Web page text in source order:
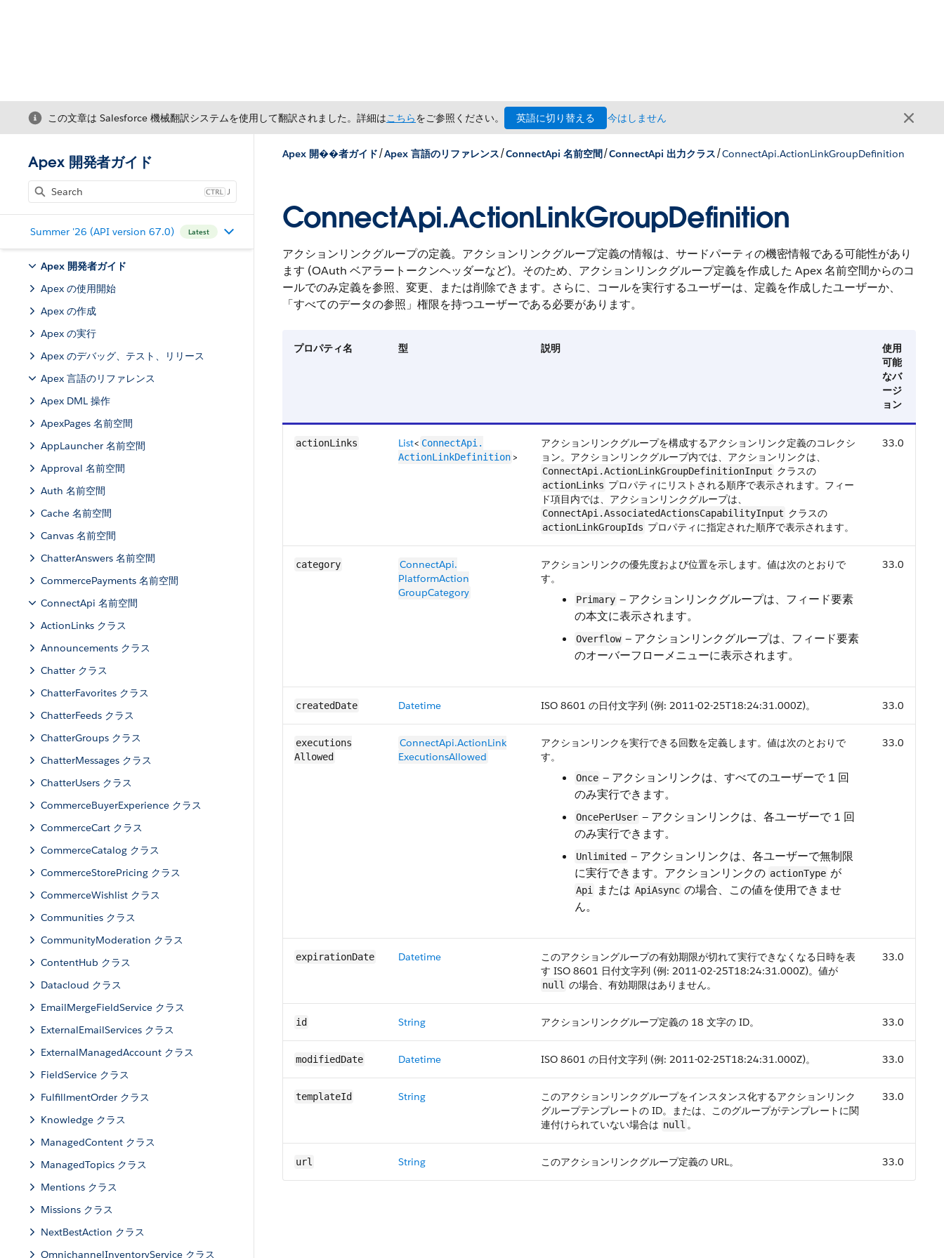
この文章は Salesforce 機械翻訳システムを使用して翻訳されました。詳細はこちらをご参照ください。 英語に切り替える 今はしません
Apex 開発者ガイド
J
Summer '26 (API version 67.0) Latest
Apex 開発者ガイド
Apex の使用開始
Apex の作成
Apex の実行
Apex のデバッグ、テスト、リリース
Apex 言語のリファレンス
Apex DML 操作
ApexPages 名前空間
AppLauncher 名前空間
Approval 名前空間
Auth 名前空間
Cache 名前空間
Canvas 名前空間
ChatterAnswers 名前空間
CommercePayments 名前空間
ConnectApi 名前空間
ActionLinks クラス
Announcements クラス
Chatter クラス
ChatterFavorites クラス
ChatterFeeds クラス
ChatterGroups クラス
ChatterMessages クラス
ChatterUsers クラス
CommerceBuyerExperience クラス
CommerceCart クラス
CommerceCatalog クラス
CommerceStorePricing クラス
CommerceWishlist クラス
Communities クラス
CommunityModeration クラス
ContentHub クラス
Datacloud クラス
EmailMergeFieldService クラス
ExternalEmailServices クラス
ExternalManagedAccount クラス
FieldService クラス
FulfillmentOrder クラス
Knowledge クラス
ManagedContent クラス
ManagedTopics クラス
Mentions クラス
Missions クラス
NextBestAction クラス
OmnichannelInventoryService クラス
Apex 開��者ガイド/Apex 言語のリファレンス/ConnectApi 名前空間/ConnectApi 出力クラス/ConnectApi.ActionLinkGroupDefinition
ConnectApi.ActionLinkGroupDefinition
アクションリンクグループの定義。アクションリンクグループ定義の情報は、サードパーティの機密情報である可能性があり
ます (OAuth ベアラートークンヘッダーなど)。そのため、アクションリンクグループ定義を作成した Apex 名前空間からのコ
ールでのみ定義を参照、変更、または削除できます。さらに、コールを実行するユーザーは、定義を作成したユーザーか、
「すべてのデータの参照」権限を持つユーザーである必要があります。
プロパティ名 型 説明
使用
可能
なバ
ージ
ョン
actionLinks List< ConnectApi.​
ActionLinkDefinition>
アクションリンクグループを構成するアクションリンク定義のコレクシ
ョン。アクションリンクグループ内では、アクションリンクは、
ConnectApi.ActionLinkGroupDefinitionInput クラスの
actionLinks プロパティにリストされる順序で表示されます。フィー
ド項目内では、アクションリンクグループは、
ConnectApi.AssociatedActionsCapabilityInput クラスの
actionLinkGroupIds プロパティに指定された順序で表示されます。
33.0
category
ConnectApi.​
PlatformAction​
GroupCategory
アクションリンクの優先度および位置を示します。値は次のとおりで
す。
Primary — アクションリンクグループは、フィード要素
の本文に表示されます。
Overflow — アクションリンクグループは、フィード要素
のオーバーフローメニューに表示されます。
33.0
createdDate Datetime ISO 8601 の日付文字列 (例: 2011-02-25T18:24:31.000Z)。 33.0
executions​
Allowed
ConnectApi.​ActionLink​
ExecutionsAllowed
アクションリンクを実行できる回数を定義します。値は次のとおりで
す。
Once — アクションリンクは、すべてのユーザーで 1 回
のみ実行できます。
OncePerUser — アクションリンクは、各ユーザーで 1 回
のみ実行できます。
Unlimited — アクションリンクは、各ユーザーで無制限
に実行できます。アクションリンクの actionType が
Api または ApiAsync の場合、この値を使用できませ
ん。
33.0
expirationDate Datetime
このアクショングループの有効期限が切れて実行できなくなる日時を表
す ISO 8601 日付文字列 (例: 2011-02-25T18:24:31.000Z)。値が
null の場合、有効期限はありません。
33.0
id String アクションリンクグループ定義の 18 文字の ID。 33.0
modifiedDate Datetime ISO 8601 の日付文字列 (例: 2011-02-25T18:24:31.000Z)。 33.0
templateId String
このアクションリンクグループをインスタンス化するアクションリンク
グループテンプレートの ID。または、このグループがテンプレートに関
連付けられていない場合は null 。
33.0
url String このアクションリンクグループ定義の URL。 33.0